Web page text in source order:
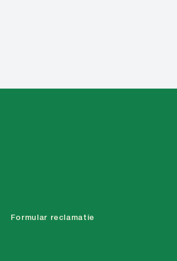
Formular reclamatie